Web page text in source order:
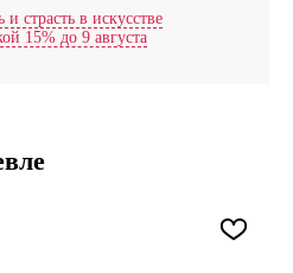
страсть в искусстве
15% до 9 августа